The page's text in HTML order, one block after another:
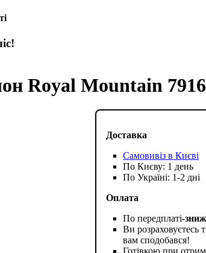
Royal Mountain
Доставка
Самовивіз в Києві
По Києву: 1 день
По Україні: 1-2 дні
Оплата
По передплаті-
Ви розраховуєтесь
вам сподобався!